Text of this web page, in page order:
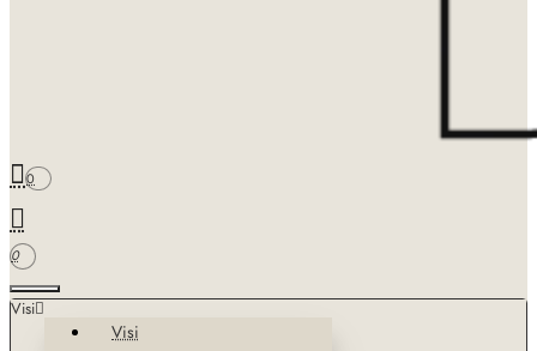
0
0
Visi
Visi